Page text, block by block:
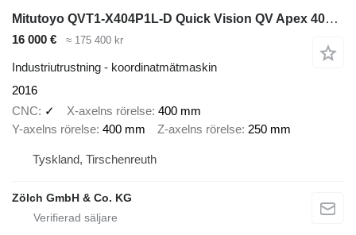
Mitutoyo QVT1-X404P1L-D Quick Vision QV Apex 404 Pro Touch Prob
16 000 € ≈ 175 400 kr
Industriutrustning - koordinatmätmaskin
2016
CNC
✓ X-axelns rörelse 400 mm
Y-axelns rörelse 400 mm Z-axelns rörelse 250 mm
Tyskland, Tirschenreuth
Zölch GmbH & Co. KG